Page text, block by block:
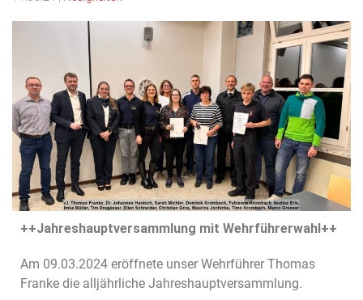
++Jahreshauptversammlung mit Wehrführerwahl++
Am 09.03.2024 eröffnete unser Wehrführer Thomas
Franke die alljährliche Jahreshauptversammlung.